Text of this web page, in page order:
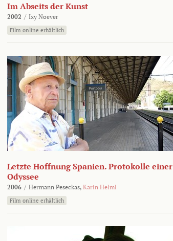
Im Abseits der Kunst
2002 / Ixy Noever
Film online erhältlich
Letzte Hoffnung Spanien. Protokolle einer
Odyssee
2006 / Hermann Peseckas, Karin Helml
Film online erhältlich